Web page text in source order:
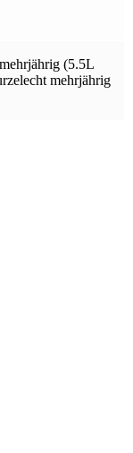
(5.5L
mehrjährig